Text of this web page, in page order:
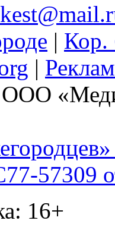
| Кор.
|
57309
16+